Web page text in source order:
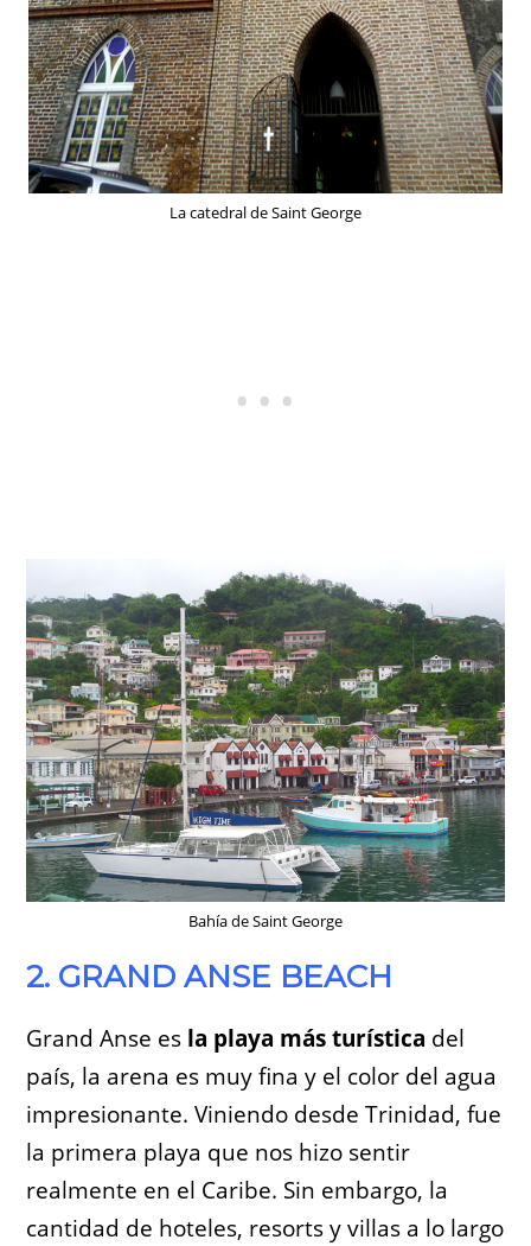
La catedral de Saint George
Bahía de Saint George
2. GRAND ANSE BEACH
Grand Anse es la playa más turística del
país, la arena es muy fina y el color del agua
impresionante. Viniendo desde Trinidad, fue
la primera playa que nos hizo sentir
realmente en el Caribe. Sin embargo, la
cantidad de hoteles, resorts y villas a lo largo